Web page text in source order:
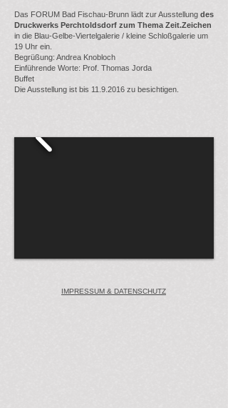
Das FORUM Bad Fischau-Brunn lädt zur Ausstellung des
Druckwerks Perchtoldsdorf zum Thema Zeit.Zeichen
in die Blau-Gelbe-Viertelgalerie / kleine Schloßgalerie um
19 Uhr ein.
Begrüßung: Andrea Knobloch
Einführende Worte: Prof. Thomas Jorda
Buffet
Die Ausstellung ist bis 11.9.2016 zu besichtigen.
IMPRESSUM & DATENSCHUTZ